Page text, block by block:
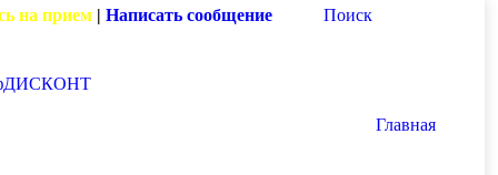
на прием | Написать сообщение Поиск
Главная